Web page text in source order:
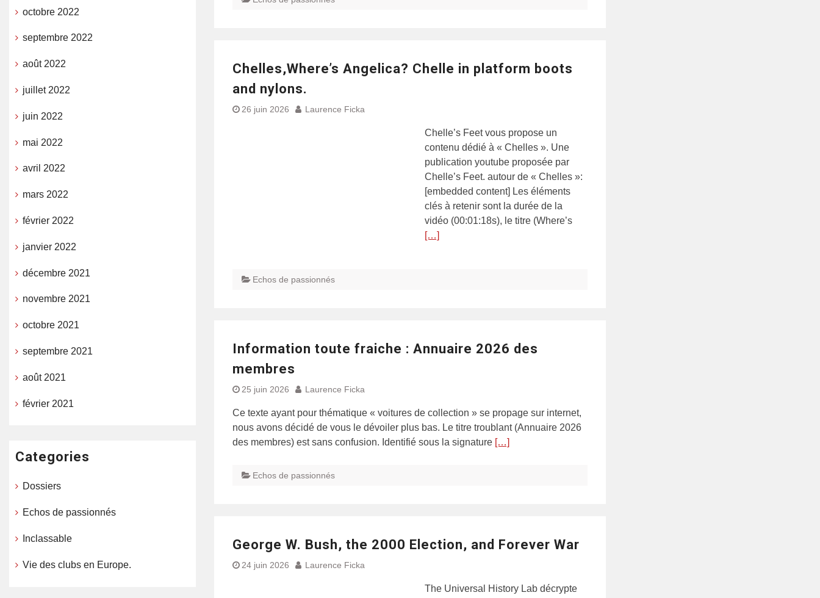
Chelles,Where’s Angelica? Chelle in platform boots
and nylons.
26 juin 2026 Laurence Ficka
Chelle’s Feet vous propose un
contenu dédié à « Chelles ». Une
publication youtube proposée par
Chelle’s Feet. autour de « Chelles »:
[embedded content] Les éléments
clés à retenir sont la durée de la
vidéo (00:01:18s), le titre (Where’s
[…]
Echos de passionnés
Information toute fraiche : Annuaire 2026 des
membres
25 juin 2026 Laurence Ficka
Ce texte ayant pour thématique « voitures de collection » se propage sur internet,
nous avons décidé de vous le dévoiler plus bas. Le titre troublant (Annuaire 2026
des membres) est sans confusion. Identifié sous la signature […]
Echos de passionnés
George W. Bush, the 2000 Election, and Forever War
24 juin 2026 Laurence Ficka
The Universal History Lab décrypte
octobre 2022
septembre 2022
août 2022
juillet 2022
juin 2022
mai 2022
avril 2022
mars 2022
février 2022
janvier 2022
décembre 2021
novembre 2021
octobre 2021
septembre 2021
août 2021
février 2021
Categories
Dossiers
Echos de passionnés
Inclassable
Vie des clubs en Europe.